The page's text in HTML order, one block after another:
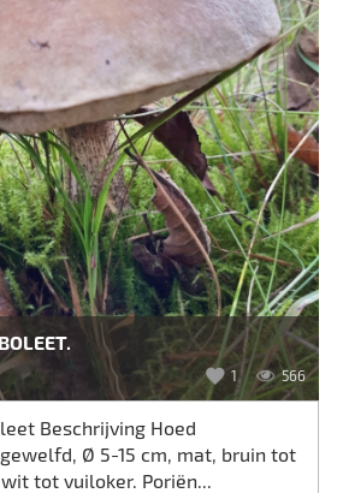
1 566
Beschrijving Hoed
Ø 5-15 cm, mat, bruin tot
tot vuiloker. Poriën...